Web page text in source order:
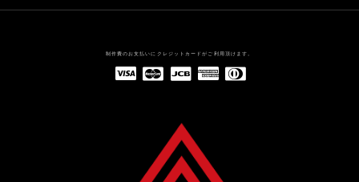
制作費のお支払いにクレジットカードがご利用頂けます。